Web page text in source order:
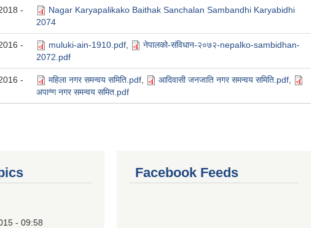
-
Nagar Karyapalikako Baithak Sanchalan Sambandhi Karyabidhi
2074
-
muluki-ain-1910.pdf
नेपालको-संविधान-२०७२-nepalko-sambidhan-
2072.pdf
-
महिला नगर समन्वय समिति.pdf आदिवासी जनजाति नगर समन्वय समिति.pdf
अपाªग नगर समन्वय समित.pdf
- 09:58
Facebook Feeds